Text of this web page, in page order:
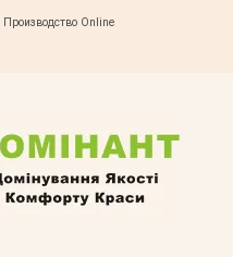
Производство Online